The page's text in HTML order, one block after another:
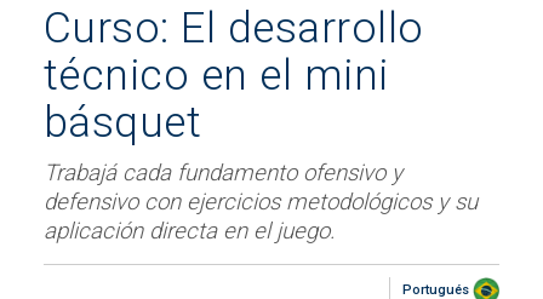
Curso: El desarrollo
técnico en el mini
básquet
Trabajá cada fundamento ofensivo y
defensivo con ejercicios metodológicos y su
aplicación directa en el juego.
Portugués